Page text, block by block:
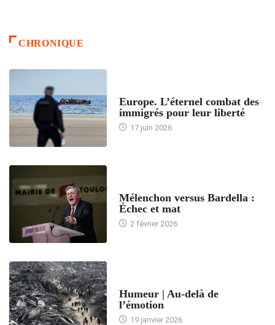
CHRONIQUE
Europe. L’éternel combat des
immigrés pour leur liberté
17 juin 2026
Mélenchon versus Bardella :
Échec et mat
2 février 2026
Humeur | Au-delà de
l’émotion
19 janvier 2026